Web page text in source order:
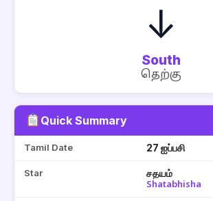
↓
South
தெற்கு
Quick Summary
Tamil Date 27 ஐப்பசி
Star சதயம்
Shatabhisha